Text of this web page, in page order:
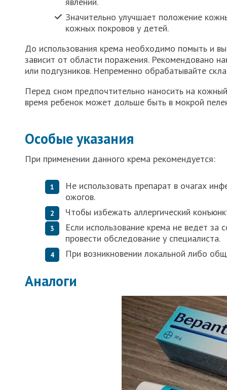
Значительно улучшает положение
кожных покровов у детей.
До использования крема необходимо помыть и
зависит от области поражения. Рекомендовано
или подгузников. Непременно обрабатывайте
Перед сном предпочтительно наносить на
время ребенок может дольше быть в мокрой
Особые указания
При применении данного крема рекомендуется:
Не использовать препарат в очагах
ожогов.
Чтобы избежать аллергический
Если использование крема не ведет
провести обследование у специалиста.
При возникновении локальной либо
Аналоги